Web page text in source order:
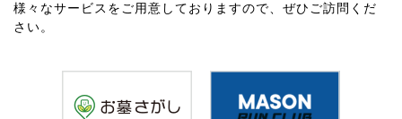
様々なサービスをご用意しておりますので、ぜひご訪問くだ
さい。